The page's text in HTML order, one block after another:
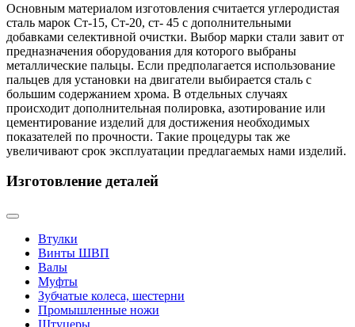
Основным материалом изготовления считается углеродистая
сталь марок Ст-15, Ст-20, ст- 45 с дополнительными
добавками селективной очистки. Выбор марки стали завит от
предназначения оборудования для которого выбраны
металлические пальцы. Если предполагается использование
пальцев для установки на двигатели выбирается сталь с
большим содержанием хрома. В отдельных случаях
происходит дополнительная полировка, азотирование или
цементирование изделий для достижения необходимых
показателей по прочности. Такие процедуры так же
увеличивают срок эксплуатации предлагаемых нами изделий.
Изготовление деталей
Втулки
Винты ШВП
Валы
Муфты
Зубчатые колеса, шестерни
Промышленные ножи